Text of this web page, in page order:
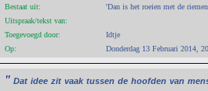
Bestaat uit:
'Dan is het roeien met de
Uitspraak/tekst van:
Toegevoegd door:
Idtje
Op:
Donderdag 13 Februari 2014,
" Dat idee zit vaak tussen de hoofden van